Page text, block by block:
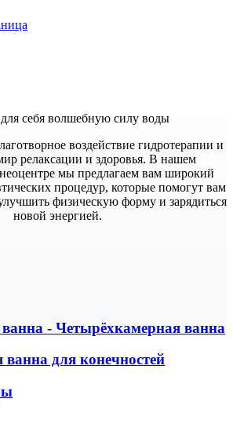
себя волшебную силу воды
воздействие гидротерапии и
релаксации и здоровья. В нашем
мы предлагаем вам широкий
процедур, которые помогут вам
физическую форму и зарядиться
новой энергией.
- Четырёхкамерная ванна
для конечностей